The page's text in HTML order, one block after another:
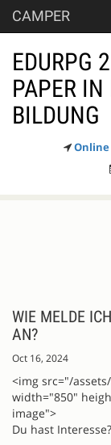
CAMPER
EDURPG
PAPER
BILDUNG
Online
WIE MELDE
AN?
Oct 16, 2024
<img src="/
width="850"
image">
Du hast